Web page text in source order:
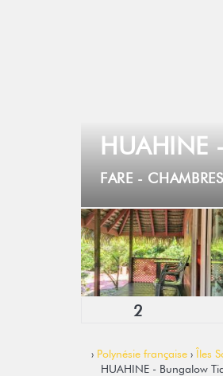
HUAHINE
FARE -
2
› Polynésie française› Îles
HUAHINE - Bungalow